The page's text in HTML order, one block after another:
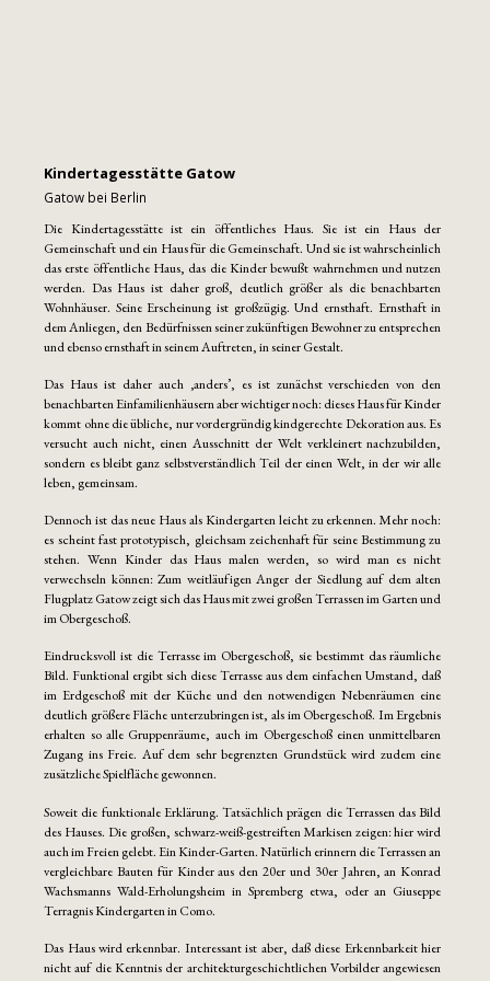
Kindertagesstätte Gatow
Gatow bei Berlin
Die Kindertagesstätte ist ein öffentliches Haus. Sie ist ein Haus der
Gemeinschaft und ein Haus für die Gemeinschaft. Und sie ist wahrscheinlich
das erste öffentliche Haus, das die Kinder bewußt wahrnehmen und nutzen
werden. Das Haus ist daher groß, deutlich größer als die benachbarten
Wohnhäuser. Seine Erscheinung ist großzügig. Und ernsthaft. Ernsthaft in
dem Anliegen, den Bedürfnissen seiner zukünftigen Bewohner zu entsprechen
und ebenso ernsthaft in seinem Auftreten, in seiner Gestalt.
Das Haus ist daher auch ‚anders’, es ist zunächst verschieden von den
benachbarten Einfamilienhäusern aber wichtiger noch: dieses Haus für Kinder
kommt ohne die übliche, nur vordergründig kindgerechte Dekoration aus. Es
versucht auch nicht, einen Ausschnitt der Welt verkleinert nachzubilden,
sondern es bleibt ganz selbstverständlich Teil der einen Welt, in der wir alle
leben, gemeinsam.
Dennoch ist das neue Haus als Kindergarten leicht zu erkennen. Mehr noch:
es scheint fast prototypisch, gleichsam zeichenhaft für seine Bestimmung zu
stehen. Wenn Kinder das Haus malen werden, so wird man es nicht
verwechseln können: Zum weitläufigen Anger der Siedlung auf dem alten
Flugplatz Gatow zeigt sich das Haus mit zwei großen Terrassen im Garten und
im Obergeschoß.
Eindrucksvoll ist die Terrasse im Obergeschoß, sie bestimmt das räumliche
Bild. Funktional ergibt sich diese Terrasse aus dem einfachen Umstand, daß
im Erdgeschoß mit der Küche und den notwendigen Nebenräumen eine
deutlich größere Fläche unterzubringen ist, als im Obergeschoß. Im Ergebnis
erhalten so alle Gruppenräume, auch im Obergeschoß einen unmittelbaren
Zugang ins Freie. Auf dem sehr begrenzten Grundstück wird zudem eine
zusätzliche Spielfläche gewonnen.
Soweit die funktionale Erklärung. Tatsächlich prägen die Terrassen das Bild
des Hauses. Die großen, schwarz-weiß-gestreiften Markisen zeigen: hier wird
auch im Freien gelebt. Ein Kinder-Garten. Natürlich erinnern die Terrassen an
vergleichbare Bauten für Kinder aus den 20er und 30er Jahren, an Konrad
Wachsmanns Wald-Erholungsheim in Spremberg etwa, oder an Giuseppe
Terragnis Kindergarten in Como.
Das Haus wird erkennbar. Interessant ist aber, daß diese Erkennbarkeit hier
nicht auf die Kenntnis der architekturgeschichtlichen Vorbilder angewiesen